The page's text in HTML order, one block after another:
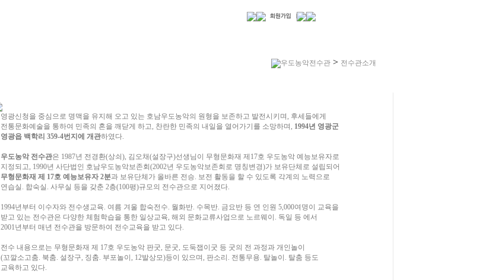
우도농악전수관> 전수관소개
영광신청을 중심으로 명맥을 유지해 오고 있는 호남우도농악의 원형을 보존하고 발전시키며, 후세들에게
전통문화예술을 통하여 민족의 혼을 깨닫게 하고, 찬란한 민족의 내일을 열어가기를 소망하며, 1994년 영광군
영광읍 백학리 359-4번지에 개관하였다.
우도농악 전수관은 1987년 전경환(상쇠), 김오채(설장구)선생님이 무형문화재 제17호 우도농악 예능보유자로
지정되고, 1990년 사단법인 호남우도농악보존회(2002년 우도농악보존회로 명칭변경)가 보유단체로 설립되어
무형문화재 제 17호 예능보유자 2분과 보유단체가 올바른 전승. 보전 활동을 할 수 있도록 각계의 노력으로
연습실. 합숙실. 사무실 등을 갖춘 2층(100평)규모의 전수관으로 지어졌다.
1994년부터 이수자와 전수생교육. 여름 겨울 합숙전수. 월화반. 수목반. 금요반 등 연 인원 5,000여명이 교육을
받고 있는 전수관은 다양한 체험학습을 통한 일상교육, 해외 문화교류사업으로 노르웨이. 독일 등 에서
2001년부터 매년 전수관을 방문하여 전수교육을 받고 있다.
전수 내용으로는 무형문화재 제 17호 우도농악 판굿, 문굿, 도둑잽이굿 등 굿의 전 과정과 개인놀이
(꼬깔소고춤. 북춤. 설장구, 징춤. 부포놀이, 12발상모)등이 있으며, 판소리. 전통무용. 탈놀이. 탈춤 등도
교육하고 있다.